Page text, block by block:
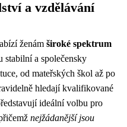
a vzdělávání
ženám široké spektrum
stabilní a společensky
od mateřských škol až po
hledají kvalifikované
ideální volbu pro
nejžádanější jsou